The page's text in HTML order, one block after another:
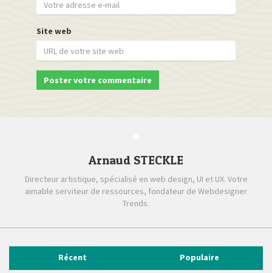
Site web
Arnaud STECKLE
Directeur artistique, spécialisé en web design, UI et UX. Votre
aimable serviteur de ressources, fondateur de Webdesigner
Trends.
Récent Populaire